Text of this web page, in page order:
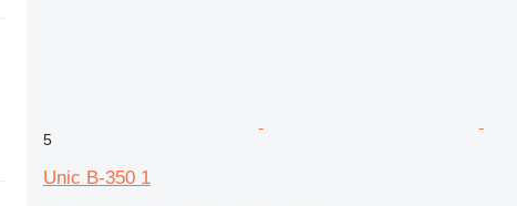
5
Unic B-350 1